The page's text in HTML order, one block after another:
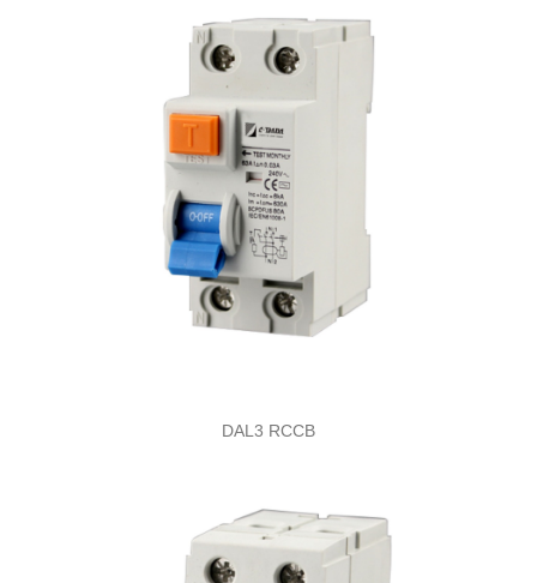
DAL3 RCCB